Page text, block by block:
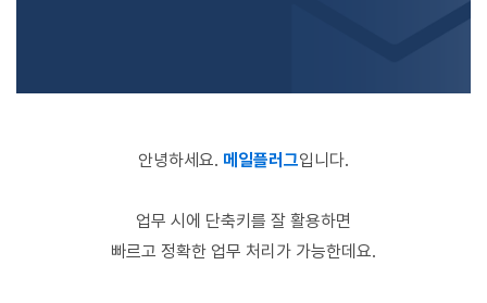
안녕하세요. 메일플러그입니다.
업무 시에 단축키를 잘 활용하면
빠르고 정확한 업무 처리가 가능한데요.